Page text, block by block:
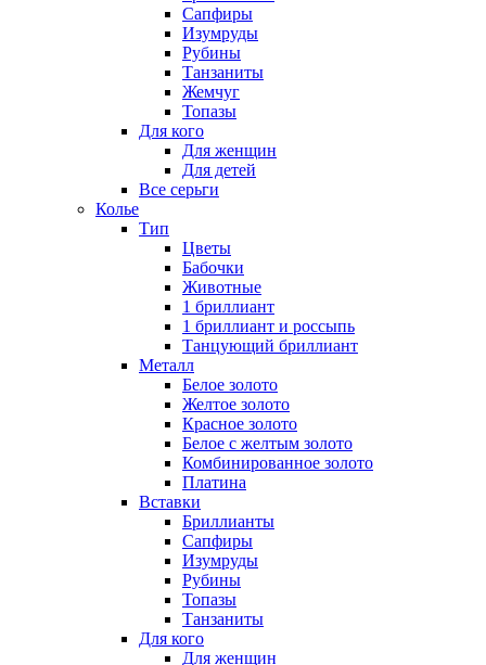
Сапфиры
Изумруды
Рубины
Танзаниты
Жемчуг
Топазы
Для кого
Для женщин
Для детей
Все серьги
Колье
Тип
Цветы
Бабочки
Животные
1 бриллиант
1 бриллиант и россыпь
Танцующий бриллиант
Металл
Белое золото
Желтое золото
Красное золото
Белое с желтым золото
Комбинированное золото
Платина
Вставки
Бриллианты
Сапфиры
Изумруды
Рубины
Топазы
Танзаниты
Для кого
Для женщин